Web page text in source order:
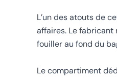
L’un des atouts de
affaires. Le
fouiller au fond du
Le compartiment